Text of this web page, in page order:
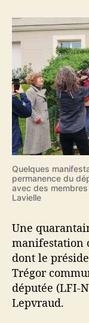
Quelques
permanence du
avec des
Lavielle
Une
manifestation
dont le
Trégor
députée (LFI-
Lepvraud.